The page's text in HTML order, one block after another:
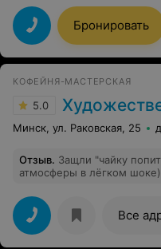
забронировать ужин для
Минске попробовать
Однако уже на входе в
высокомерной форме, не
представилась
предложение, может быть
забронировать грубо сказали звоните завтра (при
даже не сказали по
ощущение, что персонал
посетителях заведения.
Бронировать
КОФЕЙНЯ-МАСТЕРСКАЯ
5.0
Минск, ул. Раковская, 25
Отзыв. Защли "чайку
атмосферы в лёгком
плескаться над ней - глумление! Это
какие-то нереально волшебные
терлые светлые
Все